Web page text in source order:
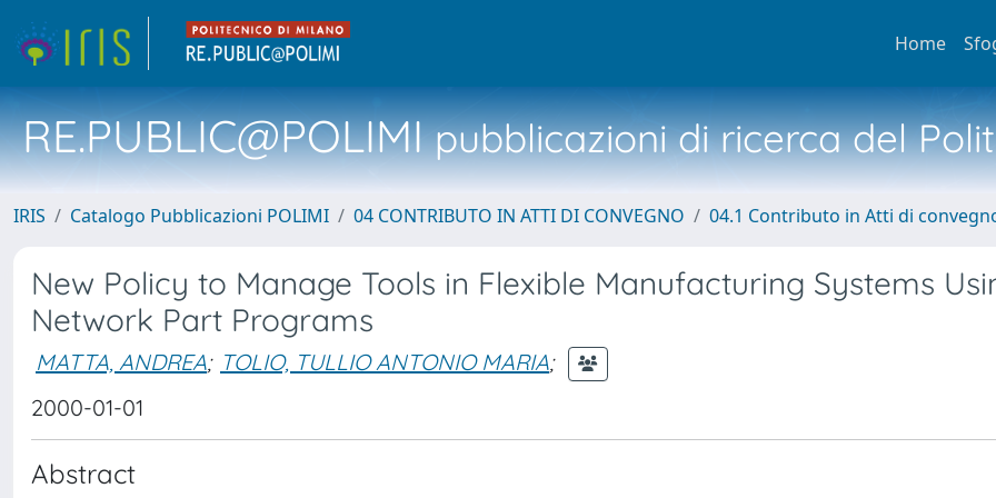
Home
RE.PUBLIC@POLIMIpubblicazioni di ricerca del
IRIS Catalogo Pubblicazioni POLIMI 04 CONTRIBUTO IN ATTI DI CONVEGNO 04.1 Contributo in Atti di
New Policy to Manage Tools in Flexible Manufacturing Systems
Network Part Programs
MATTA, ANDREA; TOLIO, TULLIO ANTONIO MARIA;
2000-01-01
Abstract